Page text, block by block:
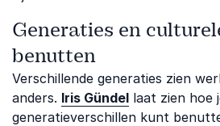
Generaties en
benutten
Verschillende generaties zien
anders. Iris Gündel laat zien hoe
generatieverschillen kunt